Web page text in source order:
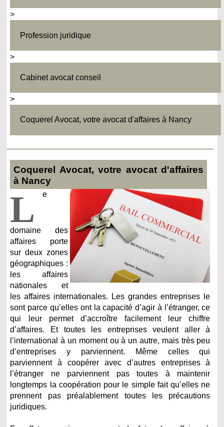
>
Profession juridique
>
Cabinet avocat conseil
>
Coquerel Avocat, votre avocat d'affaires à Nancy
Coquerel Avocat, votre avocat d'affaires
à Nancy
L e
domaine des
affaires porte
sur deux zones
géographiques :
les affaires
nationales et
les affaires internationales. Les grandes entreprises le
sont parce qu’elles ont la capacité d’agir à l’étranger, ce
qui leur permet d’accroître facilement leur chiffre
d’affaires. Et toutes les entreprises veulent aller à
l’international à un moment ou à un autre, mais très peu
d’entreprises y parviennent. Même celles qui
parviennent à coopérer avec d’autres entreprises à
l’étranger ne parviennent pas toutes à maintenir
longtemps la coopération pour le simple fait qu’elles ne
prennent pas préalablement toutes les précautions
juridiques.